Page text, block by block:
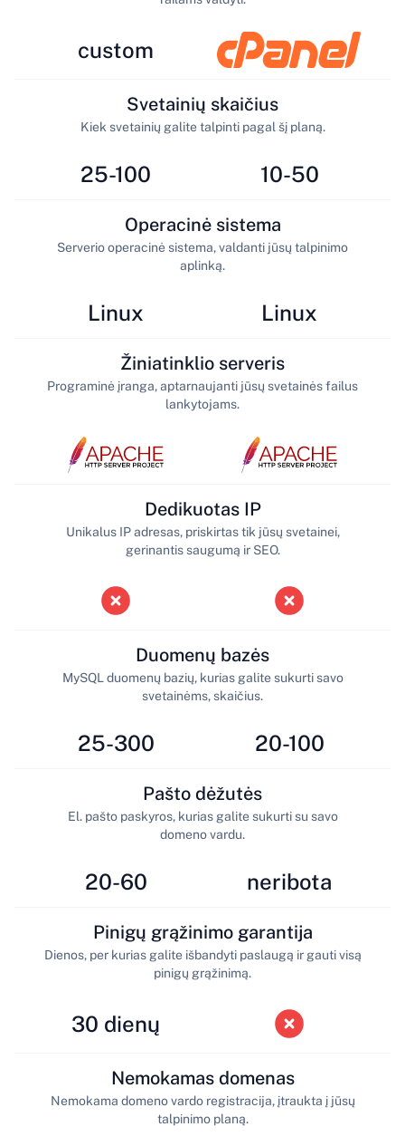
custom
25-100
Svetainių skaičius
Kiek svetainių galite talpinti pagal šį planą.
10-50
Linux
Operacinė sistema
Serverio operacinė sistema, valdanti jūsų talpinimo
aplinką.
Linux
Žiniatinklio serveris
Programinė įranga, aptarnaujanti jūsų svetainės failus
lankytojams.
Dedikuotas IP
Unikalus IP adresas, priskirtas tik jūsų svetainei,
gerinantis saugumą ir SEO.
25-300
Duomenų bazės
MySQL duomenų bazių, kurias galite sukurti savo
svetainėms, skaičius.
20-100
20-60
Pašto dėžutės
El. pašto paskyros, kurias galite sukurti su savo
domeno vardu.
neribota
30 dienų
Pinigų grąžinimo garantija
Dienos, per kurias galite išbandyti paslaugą ir gauti visą
pinigų grąžinimą.
Nemokamas domenas
Nemokama domeno vardo registracija, įtraukta į jūsų
talpinimo planą.